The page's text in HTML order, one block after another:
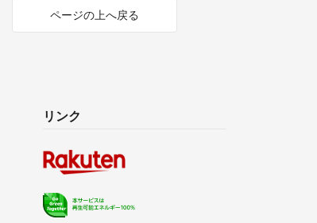
ページの上へ戻る
リンク